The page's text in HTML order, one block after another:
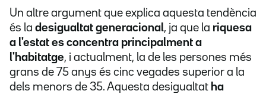
Un altre argument que explica aquesta tendència
és la desigualtat generacional, ja que la riquesa
a l'estat es concentra principalment a
l'habitatge, i actualment, la de les persones més
grans de 75 anys és cinc vegades superior a la
dels menors de 35. Aquesta desigualtat ha